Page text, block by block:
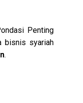
Penting
bisnis syariah
.